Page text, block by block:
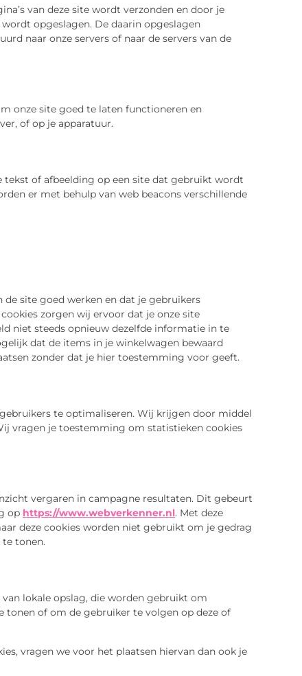
van deze site wordt verzonden en door je
opgeslagen. De daarin opgeslagen
naar onze servers of naar de servers van de
onze site goed te laten functioneren en
of op je apparatuur.
tekst of afbeelding op een site dat gebruikt wordt
er met behulp van web beacons verschillende
site goed werken en dat je gebruikers
zorgen wij ervoor dat je onze site
niet steeds opnieuw dezelfde informatie in te
dat de items in je winkelwagen bewaard
zonder dat je hier toestemming voor geeft.
te optimaliseren. Wij krijgen door middel
vragen je toestemming om statistieken cookies
vergaren in campagne resultaten. Dit gebeurt
op https://www.webverkenner.nl. Met deze
deze cookies worden niet gebruikt om je gedrag
tonen.
lokale opslag, die worden gebruikt om
of om de gebruiker te volgen op deze of
vragen we voor het plaatsen hiervan dan ook je